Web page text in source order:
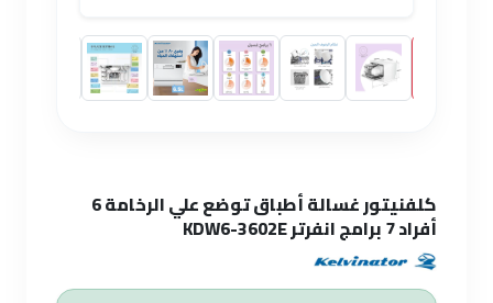
كلفنيتور غسالة أطباق توضع علي الرخامة 6
أفراد 7 برامج انفرتر KDW6-3602E